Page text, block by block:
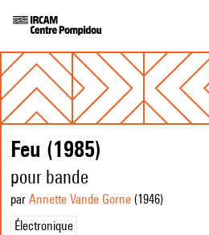
Feu (1985)
pour bande
par Annette Vande Gorne (1946)
Électronique